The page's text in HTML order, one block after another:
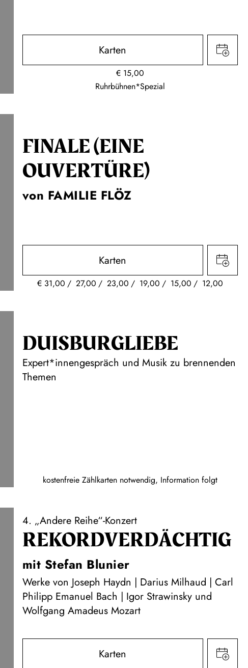
Karten
€ 15,00
Ruhrbühnen*Spezial
FINALE (EINE
OUVERTÜRE)
von FAMILIE FLÖZ
Karten
€ 31,00 27,00 23,00 19,00 15,00 12,00
DUISBURG­LIEBE
Expert*innengespräch und Musik zu brennenden
Themen
kostenfreie Zählkarten notwendig, Information folgt
4. „Andere Reihe“-Konzert
REKORD­VERDÄCHTIG
mit Stefan Blunier
Werke von Joseph Haydn | Darius Milhaud | Carl
Philipp Emanuel Bach | Igor Strawinsky und
Wolfgang Amadeus Mozart
Karten